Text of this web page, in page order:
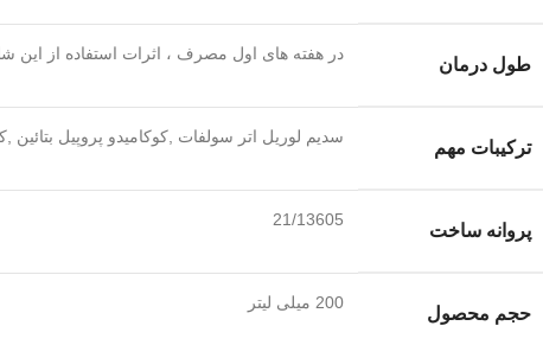
طول درمان
در هفته های اول مصرف ، اثرات استفاده از این
ترکیبات مهم
سدیم لوریل اتر سولفات ,کوکامیدو پروپیل
پروانه ساخت
21/13605
حجم محصول
200 میلی لیتر